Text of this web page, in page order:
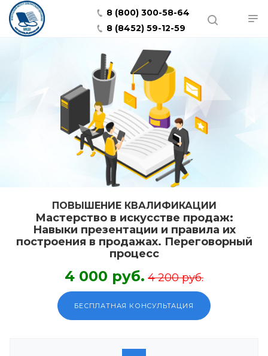
8 (800) 300-58-64
8 (8452) 59-12-59
ПОВЫШЕНИЕ КВАЛИФИКАЦИИ
Мастерство в искусстве продаж:
Навыки презентации и правила их
построения в продажах. Переговорный
процесс
4 000 руб. 4 200 руб.
БЕСПЛАТНАЯ КОНСУЛЬТАЦИЯ